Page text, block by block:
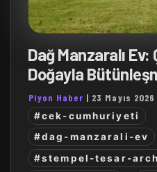
Dağ Manzaralı Ev:
Doğayla
Piyon Haber | 23 Mayıs 2026
#cek-cumhuriyeti
#dag-manzarali-ev
#stempel-tesar-